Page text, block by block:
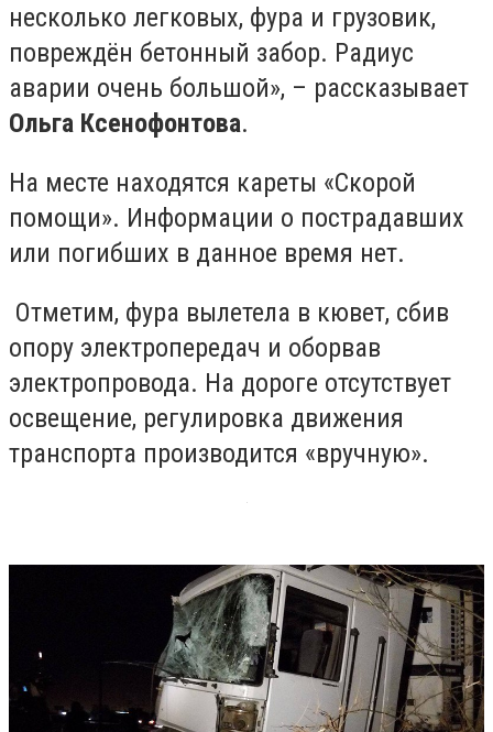
несколько легковых, фура и грузовик,
повреждён бетонный забор. Радиус
аварии очень большой», – рассказывает
Ольга Ксенофонтова.
На месте находятся кареты «Скорой
помощи». Информации о пострадавших
или погибших в данное время нет.
Отметим, фура вылетела в кювет, сбив
опору электропередач и оборвав
электропровода. На дороге отсутствует
освещение, регулировка движения
транспорта производится «вручную».